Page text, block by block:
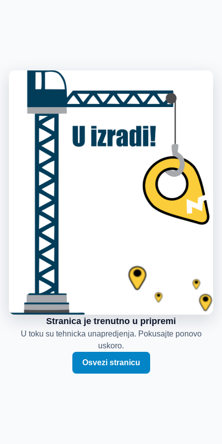
Stranica je trenutno u pripremi
U toku su tehnicka unapredjenja. Pokusajte ponovo
uskoro.
Osvezi stranicu